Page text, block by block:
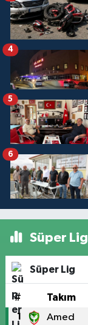
4
5
6
Süper
Süper Lig
# Takım
1 Amed